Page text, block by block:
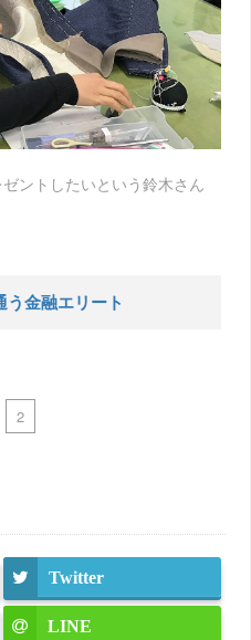
ントしたいという鈴木さん
う金融エリート
2
Twitter
LINE